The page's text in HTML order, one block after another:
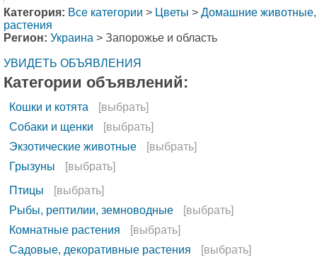
Категория: Все категории > Цветы > Домашние животные,
растения
Регион: Украина > Запорожье и область
УВИДЕТЬ ОБЪЯВЛЕНИЯ
Категории объявлений:
Кошки и котята
[выбрать]
Собаки и щенки
[выбрать]
Экзотические животные
[выбрать]
Грызуны
[выбрать]
Птицы
[выбрать]
Рыбы, рептилии, земноводные
[выбрать]
Комнатные растения
[выбрать]
Садовые, декоративные растения
[выбрать]